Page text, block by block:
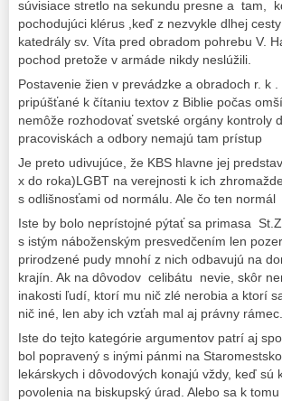
súvisiace stretlo na sekundu presne a tam,
pochodujúci klérus ,keď z nezvykle dlhej
katedrály sv. Víta pred obradom pohrebu V.
pochod pretože v armáde nikdy neslúžili.
Postavenie žien v prevádzke a obradoch r. k
pripúšťané k čítaniu textov z Biblie počas
nemôže rozhodovať svetské orgány kontroly
pracoviskách a odbory nemajú tam prístup
Je preto udivujúce, že KBS hlavne jej
x do roka)LGBT na verejnosti k ich
s odlišnosťami od normálu. Ale čo ten
Iste by bolo neprístojné pýtať sa primasa
s istým náboženským presvedčením len
prirodzené pudy mnohí z nich odbavujú na
krajín. Ak na dôvodov celibátu nevie, skôr
inakosti ľudí, ktorí mu nič zlé nerobia a ktorí
nič iné, len aby ich vzťah mal aj právny
Iste do tejto kategórie argumentov patrí aj
bol popravený s inými pánmi na
lekárskych i dôvodových konajú vždy, keď
povolenia na biskupský úrad. Alebo sa k